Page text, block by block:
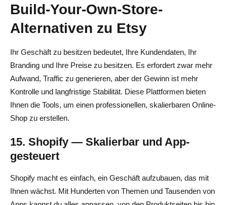
Build-Your-Own-Store-
Alternativen zu Etsy
Ihr Geschäft zu besitzen bedeutet, Ihre Kundendaten, Ihr
Branding und Ihre Preise zu besitzen. Es erfordert zwar mehr
Aufwand, Traffic zu generieren, aber der Gewinn ist mehr
Kontrolle und langfristige Stabilität. Diese Plattformen bieten
Ihnen die Tools, um einen professionellen, skalierbaren Online-
Shop zu erstellen.
15. Shopify — Skalierbar und App-
gesteuert
Shopify macht es einfach, ein Geschäft aufzubauen, das mit
Ihnen wächst. Mit Hunderten von Themen und Tausenden von